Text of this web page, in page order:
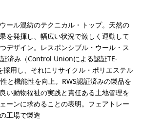
ール混紡のテクニカル・トップ。天然の
を発揮し、幅広い状況で激しく運動して
デザイン。レスポンシブル・ウール・ス
済み（Control Unionによる認証TE-
用し、それにリサイクル・ポリエステル
と機能性を向上。RWS認証済みの製品を
い動物福祉の実践と責任ある土地管理を
ーンに求めることの表明。フェアトレー
工場で製造